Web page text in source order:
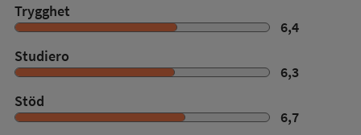
Trygghet
6,4
Studiero
6,3
Stöd
6,7